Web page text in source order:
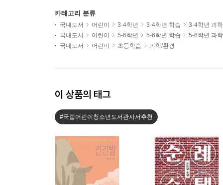
카테고리 분류
국내도서 어린이 3-4학년 3-4학년 학습
3-4학년 과
국내도서
어린이 5-6학년 5-6학년 학습
5-6학년 과
국내도서
어린이 초등학습 과학/환경
이 상품의 태그
#국립어린이청소년도서관사서추천